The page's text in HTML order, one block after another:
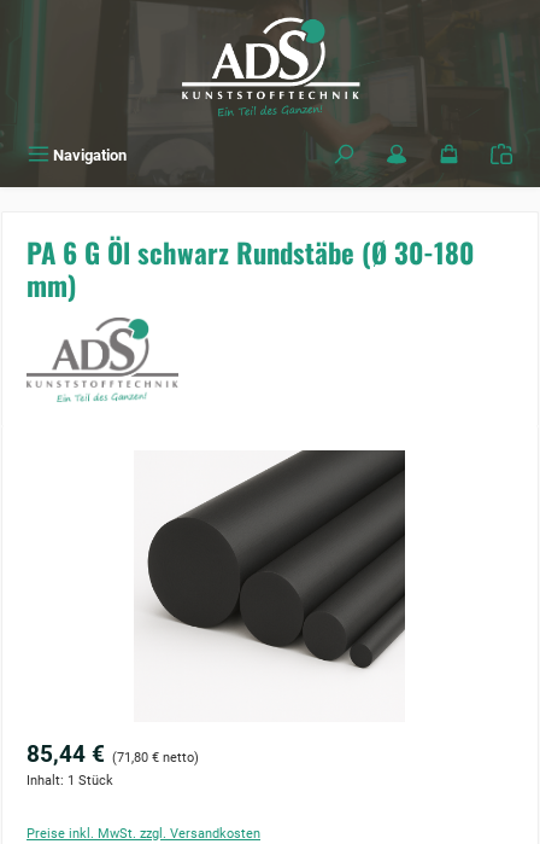
Navigation
PA 6 G Öl schwarz Rundstäbe (Ø 30-180
mm)
85,44 € (71,80 € netto)
Inhalt: 1 Stück
Preise inkl. MwSt. zzgl. Versandkosten